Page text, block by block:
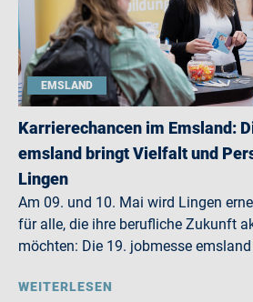
EMSLAND
Karrierechancen im Emsland:
emsland bringt Vielfalt und
Lingen
Am 09. und 10. Mai wird Lingen
für alle, die ihre berufliche Zukunft
möchten: Die 19. jobmesse
WEITERLESEN